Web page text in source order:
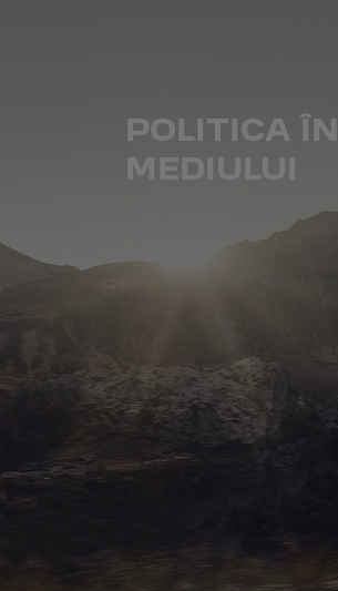
POLITICA
MEDIULUI